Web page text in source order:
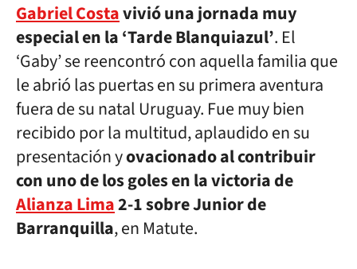
Gabriel Costavivió una jornada muy
especial en la ‘Tarde Blanquiazul’. El
‘Gaby’ se reencontró con aquella familia que
le abrió las puertas en su primera aventura
fuera de su natal Uruguay. Fue muy bien
recibido por la multitud, aplaudido en su
presentación yovacionado al contribuir
con uno de los goles en la victoria de
Alianza Lima2-1 sobre Junior de
Barranquilla, en Matute.